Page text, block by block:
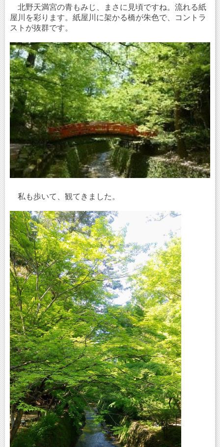
北野天満宮の青もみじ、まさに見頃ですね。流れる紙
屋川を彩ります。紙屋川に架かる橋が朱色で、コントラ
ストが抜群です。
私も歩いて、観てきました。